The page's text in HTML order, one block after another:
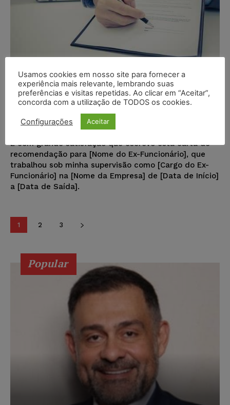
Modelo – Carta de Recomendação
– Ex-Funcionário
MODELOS DE DOCUMENTOS
É com grande satisfação que escrevo esta carta de
recomendação para [Nome do Ex-Funcionário], que
trabalhou sob minha supervisão como [Cargo do Ex-
Funcionário] na [Nome da Empresa] de [Data de Início]
a [Data de Saída].
1 2 3
Popular
Usamos cookies em nosso site para fornecer a
experiência mais relevante, lembrando suas
preferências e visitas repetidas. Ao clicar em “Aceitar”,
concorda com a utilização de TODOS os cookies.
Configurações Aceitar